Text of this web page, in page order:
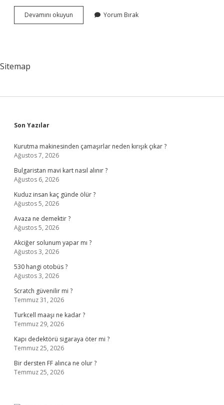
Devamını okuyun
Sağlıklı
Yorum Bırak
Sitemap
Sidebar
Son Yazılar
Kurutma makinesinden çamaşırlar neden kırışık çıkar ?
Ağustos 7, 2026
Bulgaristan mavi kart nasıl alınır ?
Ağustos 6, 2026
Kuduz insan kaç günde ölür ?
Ağustos 5, 2026
Avaza ne demektir ?
Ağustos 5, 2026
Akciğer solunum yapar mı ?
Ağustos 3, 2026
530 hangi otobüs ?
Ağustos 3, 2026
Scratch güvenilir mi ?
Temmuz 31, 2026
Turkcell maaşı ne kadar ?
Temmuz 29, 2026
Kapı dedektörü sigaraya öter mi ?
Temmuz 25, 2026
Bir dersten FF alınca ne olur ?
Temmuz 25, 2026